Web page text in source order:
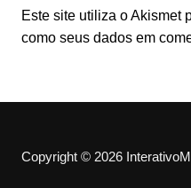
Este site utiliza o Akismet
como seus dados em
Copyright © 2026